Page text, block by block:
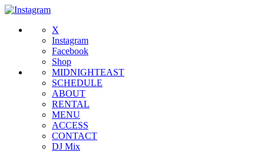
X
Instagram
Facebook
Shop
MIDNIGHTEAST
SCHEDULE
ABOUT
RENTAL
MENU
ACCESS
CONTACT
DJ Mix